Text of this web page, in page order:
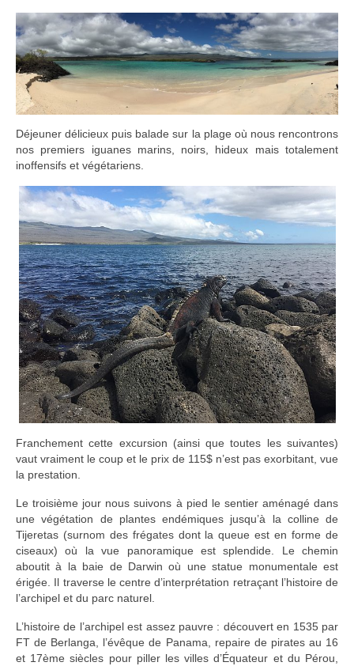
Déjeuner délicieux puis balade sur la plage où nous rencontrons
nos premiers iguanes marins, noirs, hideux mais totalement
inoffensifs et végétariens.
Franchement cette excursion (ainsi que toutes les suivantes)
vaut vraiment le coup et le prix de 115$ n’est pas exorbitant, vue
la prestation.
Le troisième jour nous suivons à pied le sentier aménagé dans
une végétation de plantes endémiques jusqu’à la colline de
Tijeretas (surnom des frégates dont la queue est en forme de
ciseaux) où la vue panoramique est splendide. Le chemin
aboutit à la baie de Darwin où une statue monumentale est
érigée. Il traverse le centre d’interprétation retraçant l’histoire de
l’archipel et du parc naturel.
L’histoire de l’archipel est assez pauvre : découvert en 1535 par
FT de Berlanga, l’évêque de Panama, repaire de pirates au 16
et 17ème siècles pour piller les villes d’Équateur et du Pérou,